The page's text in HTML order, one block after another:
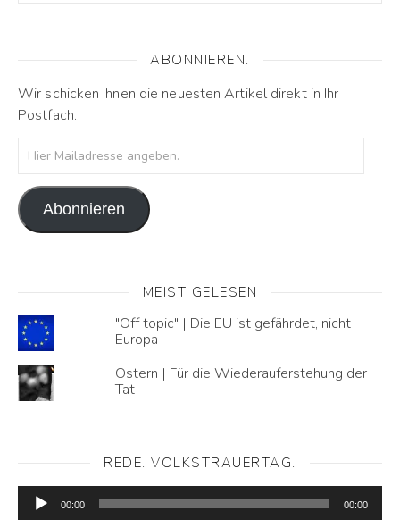
ABONNIEREN.
Wir schicken Ihnen die neuesten Artikel direkt in Ihr
Postfach.
Hier Mailadresse angeben.
Abonnieren
MEIST GELESEN
"Off topic" | Die EU ist gefährdet, nicht
Europa
Ostern | Für die Wiederauferstehung der
Tat
REDE. VOLKSTRAUERTAG.
Audio-
Player
00:00 00:00